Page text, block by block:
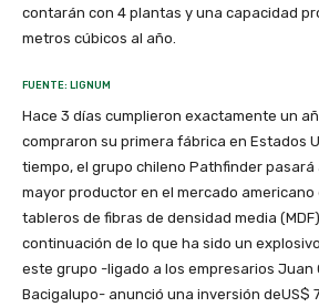
contarán con 4 plantas y una capacidad
metros cúbicos al año.
FUENTE: LIGNUM
Hace 3 días cumplieron exactamente un
compraron su primera fábrica en Estados
tiempo, el grupo chileno Pathfinder
mayor productor en el mercado
tableros de fibras de densidad media
continuación de lo que ha sido un
este grupo -ligado a los empresarios Juan
Bacigalupo- anunció una inversión deUS$